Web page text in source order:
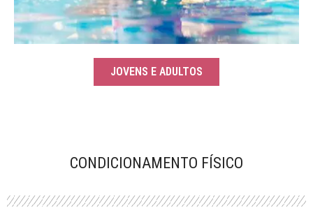
JOVENS E ADULTOS
CONDICIONAMENTO FÍSICO